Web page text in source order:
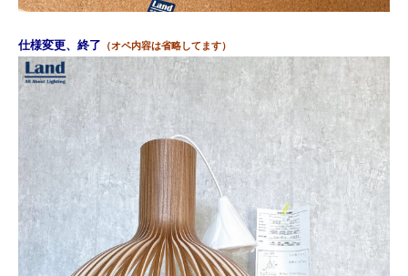
仕様変更、終了 （オペ内容は省略してます）